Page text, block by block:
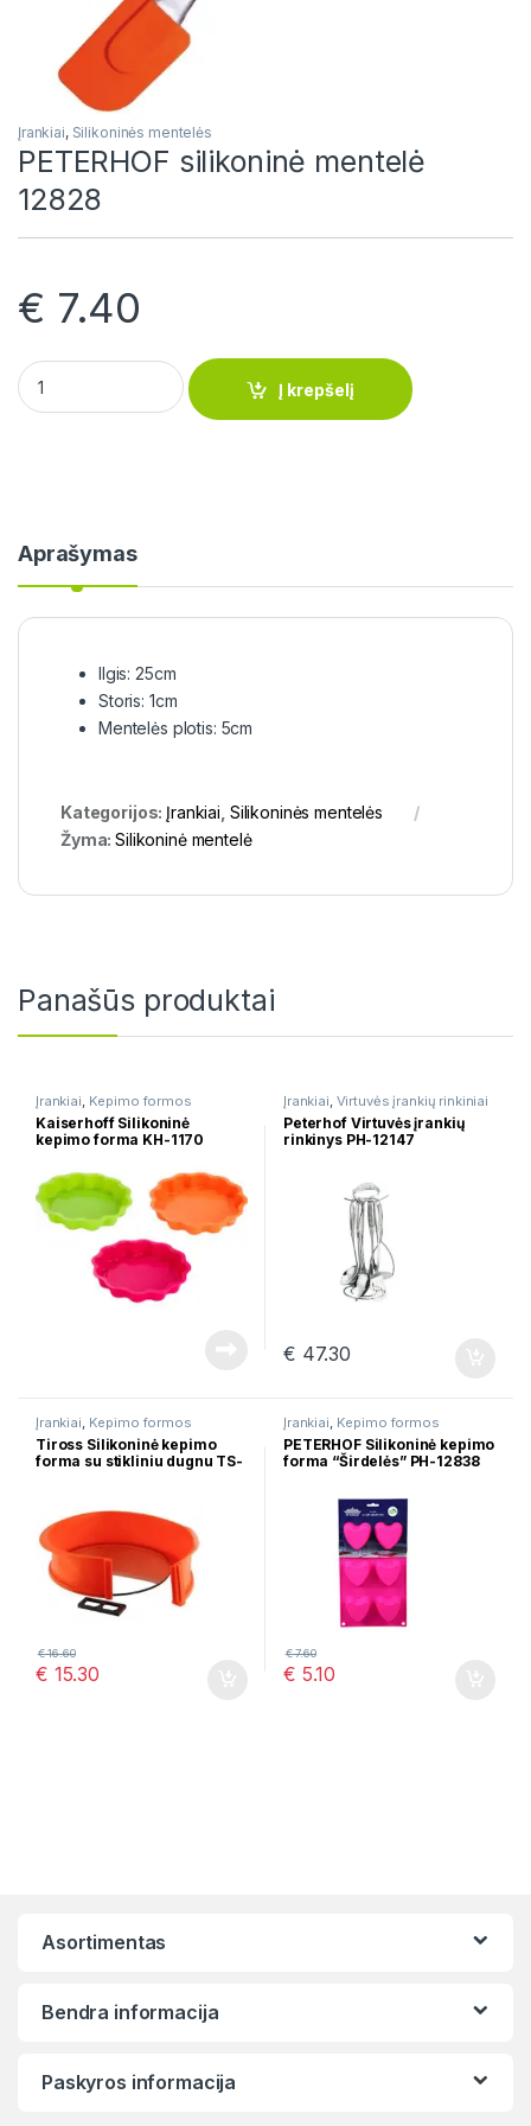
Įrankiai, Silikoninės mentelės
PETERHOF silikoninė mentelė
12828
€ 7.40
PETERHOF silikoninė mentelė 12828 quantity
Į krepšelį
Aprašymas
Ilgis: 25cm
Storis: 1cm
Mentelės plotis: 5cm
Kategorijos: Įrankiai, Silikoninės mentelės
Žyma:Silikoninė mentelė
Panašūs produktai
Įrankiai, Kepimo formos
Kaiserhoff Silikoninė
kepimo forma KH-1170
Įrankiai, Virtuvės įrankių rinkiniai
Peterhof Virtuvės įrankių
rinkinys PH-12147
€ 47.30
Įrankiai, Kepimo formos
Tiross Silikoninė kepimo
forma su stikliniu dugnu TS-
€ 15.30
€16.60
Įrankiai, Kepimo formos
PETERHOF Silikoninė kepimo
forma “Širdelės” PH-12838
€ 5.10
€7.60
Asortimentas
Bendra informacija
Paskyros informacija